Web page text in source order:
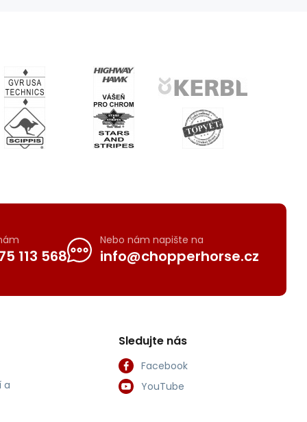
113 568
Nebo nám napište na
info@chopperhorse.cz
a
Sledujte nás
Facebook
YouTube